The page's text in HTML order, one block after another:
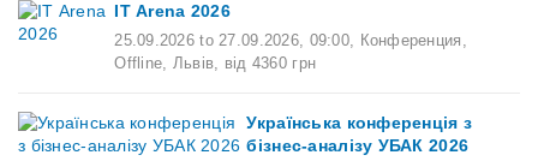
ІТ Arena 2026
25.09.2026 to27.09.2026, 09:00, Конференция,
Offline, Львів, від 4360 грн
Українська конференція з
бізнес-аналізу УБАК 2026